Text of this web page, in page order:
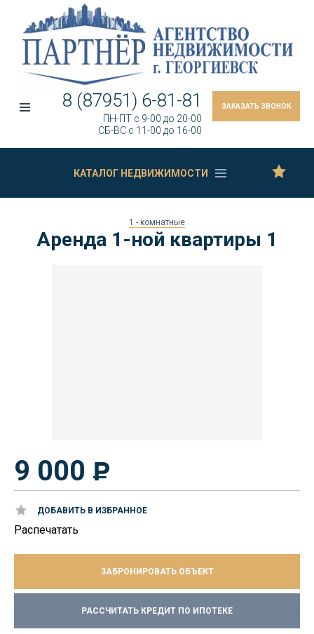
ЗАКАЗАТЬ ЗВОНОК
8 (87951) 6-81-81
ПН-ПТ c 9-00 до 20-00
СБ-ВС c 11-00 до 16-00
КАТАЛОГ НЕДВИЖИМОСТИ
1 - комнатные
Аренда 1-ной квартиры 1
9 000
ДОБАВИТЬ В ИЗБРАННОЕ
Распечатать
ЗАБРОНИРОВАТЬ ОБЪЕКТ
РАССЧИТАТЬ КРЕДИТ ПО ИПОТЕКЕ